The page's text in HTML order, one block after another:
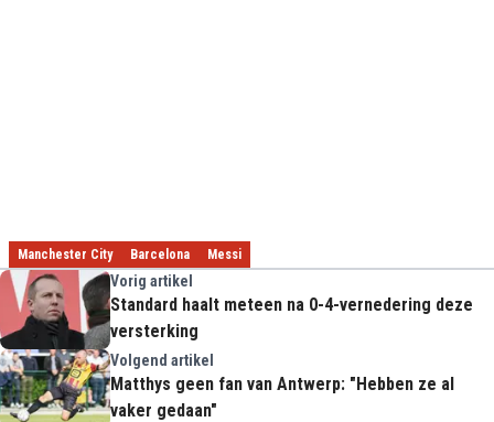
Manchester City Barcelona Messi
Vorig artikel
Standard haalt meteen na 0-4-vernedering deze
versterking
Volgend artikel
Matthys geen fan van Antwerp: "Hebben ze al
vaker gedaan"